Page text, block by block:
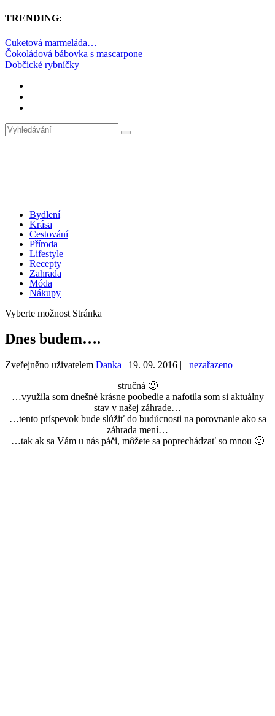
TRENDING:
Cuketová marmeláda…
Čokoládová bábovka s mascarpone
Dobčické rybníčky
Bydlení
Krása
Cestování
Příroda
Lifestyle
Recepty
Zahrada
Móda
Nákupy
Vyberte možnost Stránka
Dnes budem….
Zveřejněno uživatelem Danka | 19. 09. 2016 | _nezařazeno |
stručná 🙂
…využila som dnešné krásne poobedie a nafotila som si aktuálny
stav v našej záhrade…
…tento príspevok bude slúžiť do budúcnosti na porovnanie ako sa
záhrada mení…
…tak ak sa Vám u nás páči, môžete sa poprechádzať so mnou 🙂